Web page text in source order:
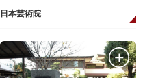
日本芸術院